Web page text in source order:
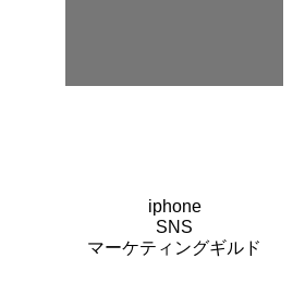
iphone
SNS
マーケティングギルド